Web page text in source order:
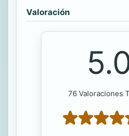
Valoración
76 Valoraciones